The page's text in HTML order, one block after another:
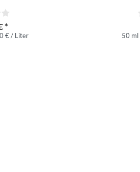
*
€ / Liter 50 ml